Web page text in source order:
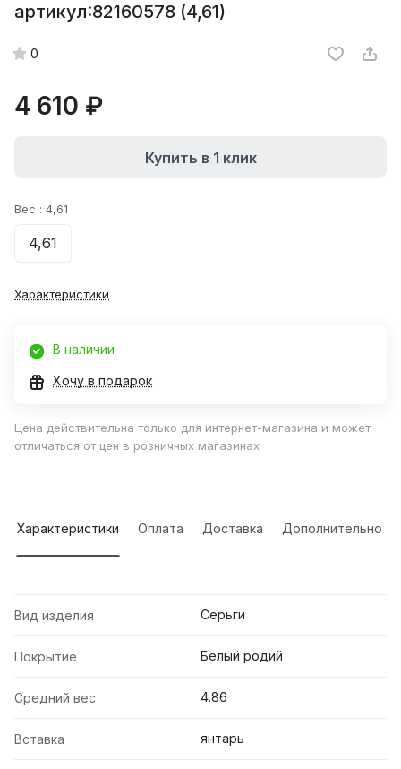
артикул:82160578 (4,61)
0
4 610 ₽
Купить в 1 клик
Вес : 4,61
4,61
Характеристики
В наличии
Хочу в подарок
Цена действительна только для интернет-магазина и может
отличаться от цен в розничных магазинах
Характеристики Оплата Доставка Дополнительно
Вид изделия Серьги
Покрытие Белый родий
Средний вес 4.86
Вставка янтарь